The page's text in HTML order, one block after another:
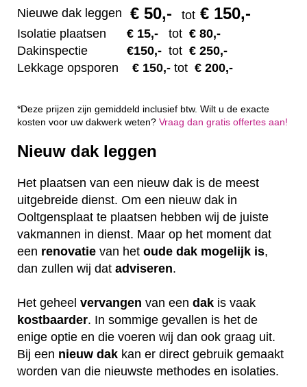
Nieuwe dak leggen € 50,- tot € 150,-
Isolatie plaatsen € 15,- tot € 80,-
Dakinspectie
€150,- tot € 250,-
Lekkage opsporen € 150,- tot € 200,-
*Deze prijzen zijn gemiddeld inclusief btw. Wilt u de exacte
kosten voor uw dakwerk weten? Vraag dan gratis offertes aan!
Nieuw dak leggen
Het plaatsen van een nieuw dak is de meest
uitgebreide dienst. Om een nieuw dak in
Ooltgensplaat te plaatsen hebben wij de juiste
vakmannen in dienst. Maar op het moment dat
een renovatie van het oude dak mogelijk is,
dan zullen wij dat adviseren.
Het geheel vervangen van een dak is vaak
kostbaarder. In sommige gevallen is het de
enige optie en die voeren wij dan ook graag uit.
Bij een nieuw dak kan er direct gebruik gemaakt
worden van die nieuwste methodes en isolaties.